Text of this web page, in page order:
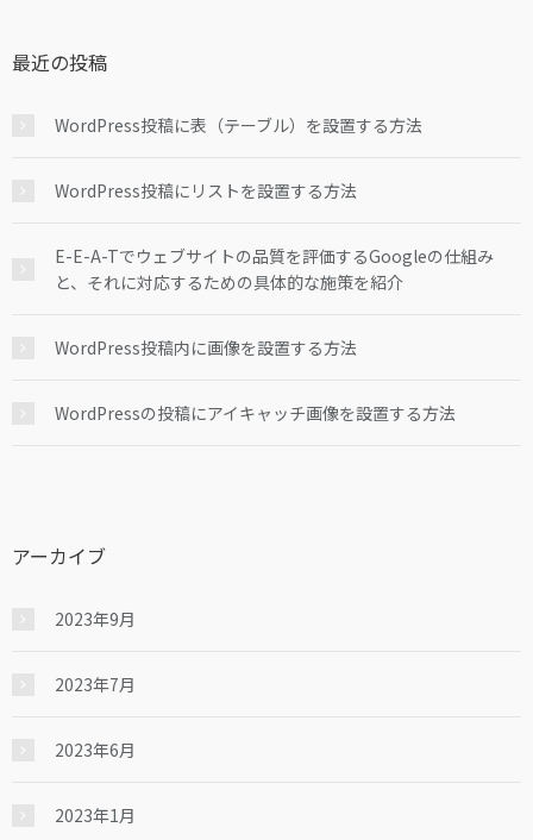
最近の投稿
WordPress投稿に表（テーブル）を設置する方法
WordPress投稿にリストを設置する方法
E-E-A-Tでウェブサイトの品質を評価するGoogleの仕組み
と、それに対応するための具体的な施策を紹介
WordPress投稿内に画像を設置する方法
WordPressの投稿にアイキャッチ画像を設置する方法
アーカイブ
2023年9月
2023年7月
2023年6月
2023年1月